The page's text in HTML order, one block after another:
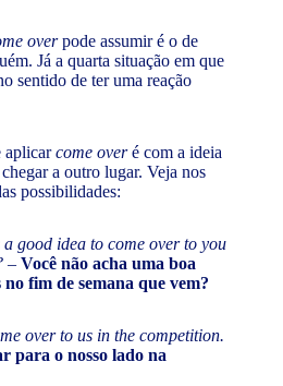
overpode assumir é o de
Já a quarta situação em que
sentido de ter uma reação
aplicarcome overé com a ideia
a outro lugar. Veja nos
possibilidades:
a good idea to come over to you
– Você não acha uma boa
fim de semana que vem?
over to us in the competition.
para o nosso lado na